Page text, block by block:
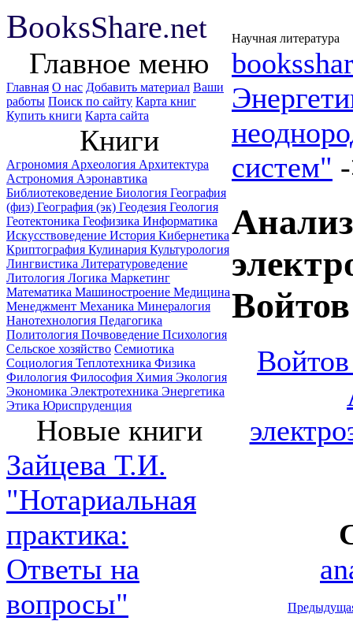
BooksShare.net Научная литература
Главное меню
Главная О нас Добавить материал Ваши
работы Поиск по сайту Карта книг
Купить книги Карта сайта
Книги
Агрономия Археология Архитектура
Астрономия Аэронавтика
Библиотековедение Биология География
(физ) География (эк) Геодезия Геология
Геотектоника Геофизика Информатика
Искусствоведение История Кибернетика
Криптография Кулинария Культурология
Лингвистика Литературоведение
Литология Логика Маркетинг
Математика Машиностроение Медицина
Менеджмент Механика Минералогия
Нанотехнология Педагогика
Политология Почвоведение Психология
Сельское хозяйство Семиотика
Социология Теплотехника Физика
Филология Философия Химия Экология
Экономика Электротехника Энергетика
Этика Юриспруденция
Новые книги
Зайцева Т.И.
"Нотариальная
практика:
Ответы на
вопросы"
систем"